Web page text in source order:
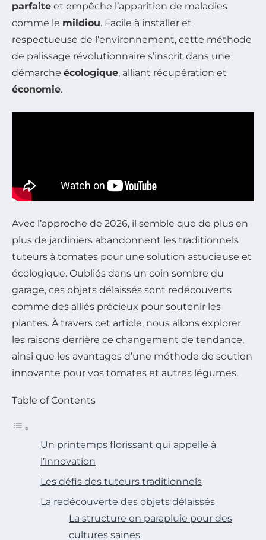
parfaite et empêche l’apparition de maladies
comme le mildiou. Facile à installer et
respectueuse de l’environnement, cette méthode
de palissage révolutionnaire s’inscrit dans une
démarche écologique, alliant récupération et
économie.
Avec l’approche de 2026, il semble que de plus en
plus de jardiniers abandonnent les traditionnels
tuteurs à tomates pour une solution astucieuse et
écologique. Oubliés dans un coin sombre du
garage, ces objets délaissés sont redécouverts
comme des alliés précieux pour soutenir les
plantes. À travers cet article, nous allons explorer
les raisons derrière ce changement de tendance,
ainsi que les avantages d’une méthode de soutien
innovante pour vos tomates et autres légumes.
Table of Contents
Un printemps florissant qui appelle à
l’innovation
Les défis des tuteurs traditionnels
La redécouverte des objets délaissés
La structure en parapluie pour des
cultures saines